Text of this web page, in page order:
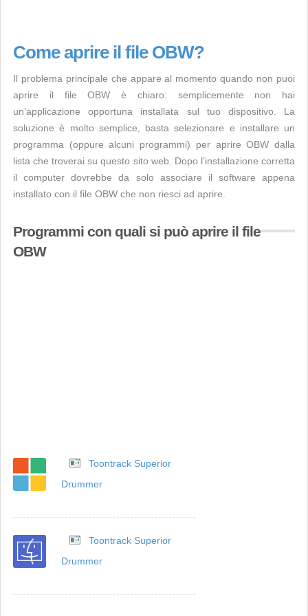
Come aprire il file OBW?
Il problema principale che appare al momento quando non puoi
aprire il file OBW è chiaro: semplicemente non hai
un’applicazione opportuna installata sul tuo dispositivo. La
soluzione è molto semplice, basta selezionare e installare un
programma (oppure alcuni programmi) per aprire OBW dalla
lista che troverai su questo sito web. Dopo l’installazione corretta
il computer dovrebbe da solo associare il software appena
installato con il file OBW che non riesci ad aprire.
Programmi con quali si può aprire il file
OBW
Toontrack Superior
Drummer
Toontrack Superior
Drummer